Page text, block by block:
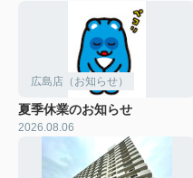
広島店（お知らせ）
夏季休業のお知らせ
2026.08.06